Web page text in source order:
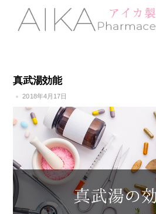
content
真武湯効能
2018年4月17日